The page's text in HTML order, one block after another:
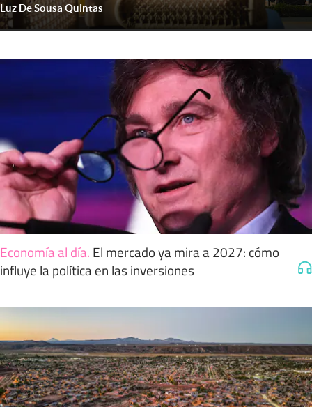
Luz De Sousa Quintas
Economía al día. El mercado ya mira a 2027: cómo
influye la política en las inversiones